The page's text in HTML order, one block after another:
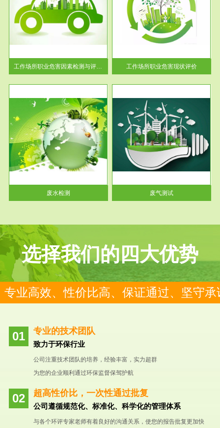
工作场所职业危害因素检测与评价...
工作场所职业危害现状评价
【现状评价意义】：具体因素---
-通过质谱分析等多种手段明确
工作场...
工作场所职业危害现状评价
废水检测
服务范围
废气测试
检测范围工业废气检测包括有机
废气和无机废气。有机废气主要
包括...
废气测试
选择我们的四大优势
专业高效、性价比高、保证通过、坚守承
专业的技术团队
致力于环保行业
公司注重技术团队的培养，经验丰富，实力超群
为您的企业顺利通过环保监督保驾护航
超高性价比，一次性通过批复
公司遵循规范化、标准化、科学化的管理体系
与各个环评专家老师有着良好的沟通关系，使您的报告批复更加快